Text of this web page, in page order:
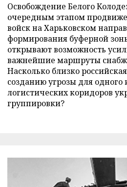
Освобождение Белого
очередным этапом
войск на Харьковском
формирования буферной
открывают возможность
важнейшие маршруты
Насколько близко
созданию угрозы для
логистических коридоров
группировки?